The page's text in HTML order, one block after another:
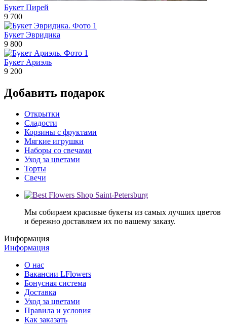
Букет Пирей
9 700
Букет Эвридика
9 800
Букет Ариэль
9 200
Добавить подарок
Открытки
Сладости
Корзины с фруктами
Мягкие игрушки
Наборы со свечами
Уход за цветами
Торты
Свечи
Мы собираем красивые букеты из самых лучших цветов
и бережно доставляем их по вашему заказу.
Информация
Информация
О нас
Вакансии LFlowers
Бонусная система
Доставка
Уход за цветами
Правила и условия
Как заказать